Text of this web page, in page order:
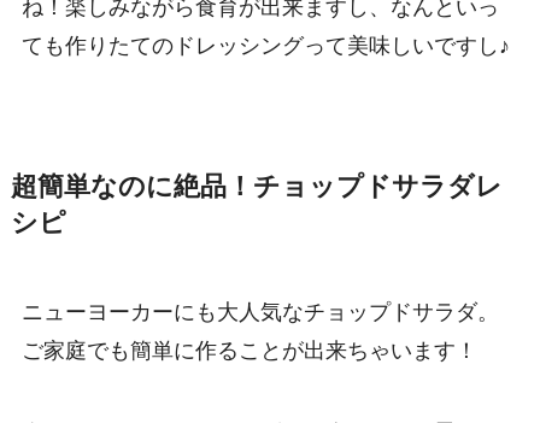
ね！楽しみながら食育が出来ますし、なんといっ
ても作りたてのドレッシングって美味しいですし♪
超簡単なのに絶品！チョップドサラダレ
シピ
ニューヨーカーにも大人気なチョップドサラダ。
ご家庭でも簡単に作ることが出来ちゃいます！